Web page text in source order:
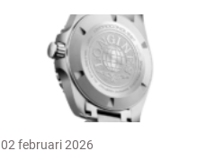
02 februari 2026